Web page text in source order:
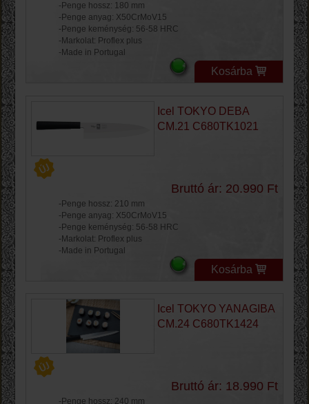
-Penge hossz: 180 mm
-Penge anyag: X50CrMoV15
-Penge keménység: 56-58 HRC
-Markolat: Proflex plus
-Made in Portugal
Kosárba
Icel TOKYO DEBA
CM.21 C680TK1021
Bruttó ár: 20.990 Ft
-Penge hossz: 210 mm
-Penge anyag: X50CrMoV15
-Penge keménység: 56-58 HRC
-Markolat: Proflex plus
-Made in Portugal
Kosárba
Icel TOKYO YANAGIBA
CM.24 C680TK1424
Bruttó ár: 18.990 Ft
-Penge hossz: 240 mm